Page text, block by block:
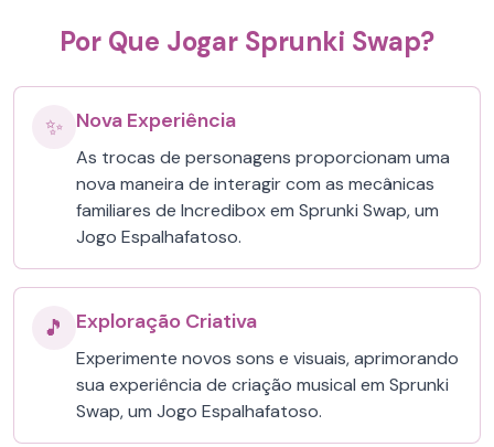
Por Que Jogar Sprunki Swap?
✨ Nova Experiência
As trocas de personagens proporcionam uma
nova maneira de interagir com as mecânicas
familiares de Incredibox em Sprunki Swap, um
Jogo Espalhafatoso.
🎵 Exploração Criativa
Experimente novos sons e visuais, aprimorando
sua experiência de criação musical em Sprunki
Swap, um Jogo Espalhafatoso.